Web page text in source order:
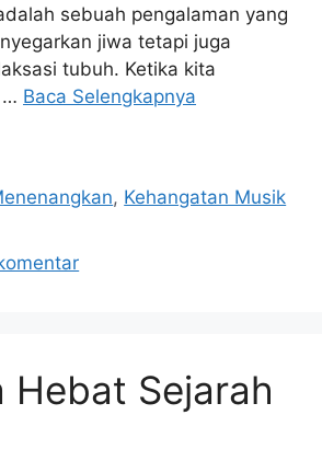
sebuah pengalaman yang
jiwa tetapi juga
tubuh. Ketika kita
… Baca Selengkapnya
, Kehangatan Musik
Hebat Sejarah